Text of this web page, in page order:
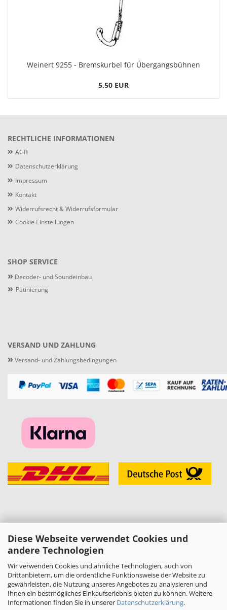
Diese Webseite verwendet Cookies und
andere Technologien
Wir verwenden Cookies und ähnliche Technologien, auch von
Drittanbietern, um die ordentliche Funktionsweise der Website zu
gewährleisten, die Nutzung unseres Angebotes zu analysieren und
Ihnen ein bestmögliches Einkaufserlebnis bieten zu können. Weitere
Informationen finden Sie in unserer Datenschutzerklärung.
Weinert 9255 - Bremskurbel für Übergangsbühnen
5,50 EUR
RECHTLICHE INFORMATIONEN
AGB
Datenschutzerklärung
Impressum
Kontakt
Widerrufsrecht & Widerrufsformular
Cookie Einstellungen
SHOP SERVICE
» Decoder- und Soundeinbau
» Patinierung
VERSAND UND ZAHLUNG
» Versand- und Zahlungsbedingungen
KONTAKT
» Melzer Modellbau
Daniel Melzer
Alte Halberstädter Straße 22
38889 Blankenburg (Harz)
» Telefon: 03944-3665950
E-Mail:shop[at]melzer-modellbau.de